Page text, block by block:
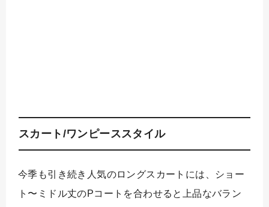
スカート/ワンピーススタイル
今季も引き続き人気のロングスカートには、ショー
ト〜ミドル丈のPコートを合わせると上品なバラン